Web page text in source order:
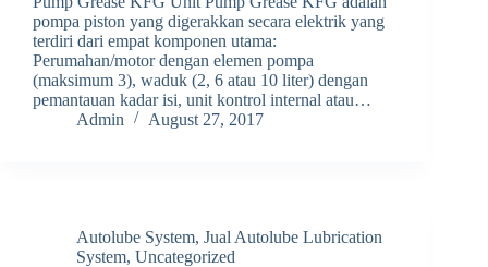
pompa piston yang digerakkan secara elektrik yang
terdiri dari empat komponen utama:
Perumahan/motor dengan elemen pompa
(maksimum 3), waduk (2, 6 atau 10 liter) dengan
pemantauan kadar isi, unit kontrol internal atau…
Admin
August 27, 2017
Autolube System, Jual Autolube Lubrication
System, Uncategorized